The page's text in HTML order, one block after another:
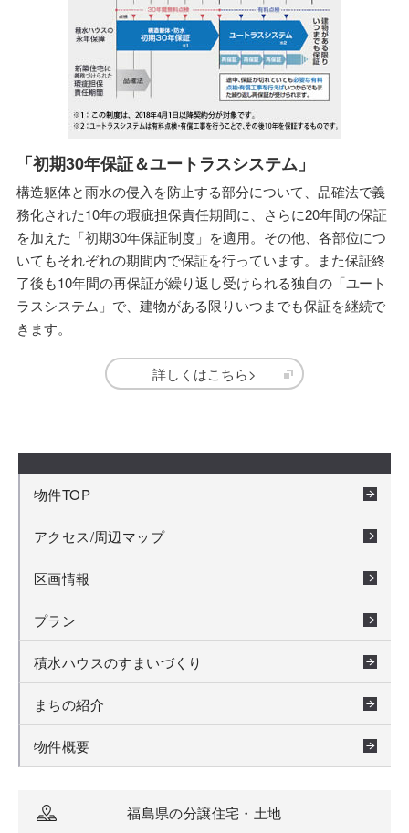
「初期30年保証＆ユートラスシステム」
構造躯体と雨水の侵入を防止する部分について、品確法で義
務化された10年の瑕疵担保責任期間に、さらに20年間の保証
を加えた「初期30年保証制度」を適用。その他、各部位につ
いてもそれぞれの期間内で保証を行っています。また保証終
了後も10年間の再保証が繰り返し受けられる独自の「ユート
ラスシステム」で、建物がある限りいつまでも保証を継続で
きます。
詳しくはこちら>
物件TOP
アクセス/周辺マップ
区画情報
プラン
積水ハウスのすまいづくり
まちの紹介
物件概要
福島県の分譲住宅・土地